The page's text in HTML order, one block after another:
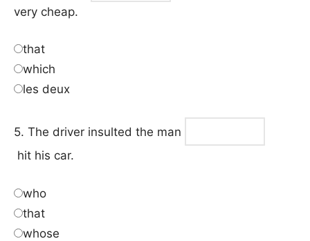
very cheap.
that
which
les deux
5. The driver insulted the man
hit his car.
who
that
whose